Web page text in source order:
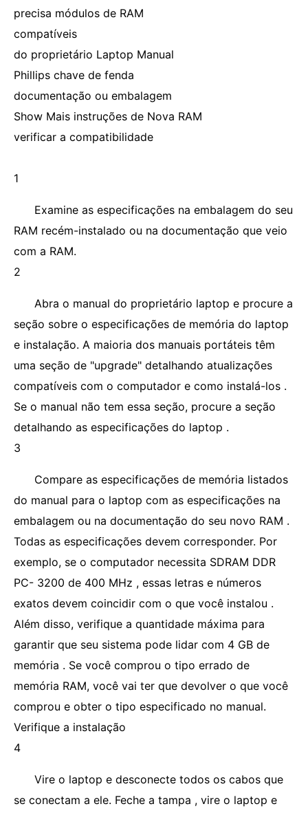
precisa módulos de RAM
compatíveis
do proprietário Laptop Manual
Phillips chave de fenda
documentação ou embalagem
Show Mais instruções de Nova RAM
verificar a compatibilidade
1
Examine as especificações na embalagem do seu
RAM recém-instalado ou na documentação que veio
com a RAM.
2
Abra o manual do proprietário laptop e procure a
seção sobre o especificações de memória do laptop
e instalação. A maioria dos manuais portáteis têm
uma seção de "upgrade" detalhando atualizações
compatíveis com o computador e como instalá-los .
Se o manual não tem essa seção, procure a seção
detalhando as especificações do laptop .
3
Compare as especificações de memória listados
do manual para o laptop com as especificações na
embalagem ou na documentação do seu novo RAM .
Todas as especificações devem corresponder. Por
exemplo, se o computador necessita SDRAM DDR
PC- 3200 de 400 MHz , essas letras e números
exatos devem coincidir com o que você instalou .
Além disso, verifique a quantidade máxima para
garantir que seu sistema pode lidar com 4 GB de
memória . Se você comprou o tipo errado de
memória RAM, você vai ter que devolver o que você
comprou e obter o tipo especificado no manual.
Verifique a instalação
4
Vire o laptop e desconecte todos os cabos que
se conectam a ele. Feche a tampa , vire o laptop e